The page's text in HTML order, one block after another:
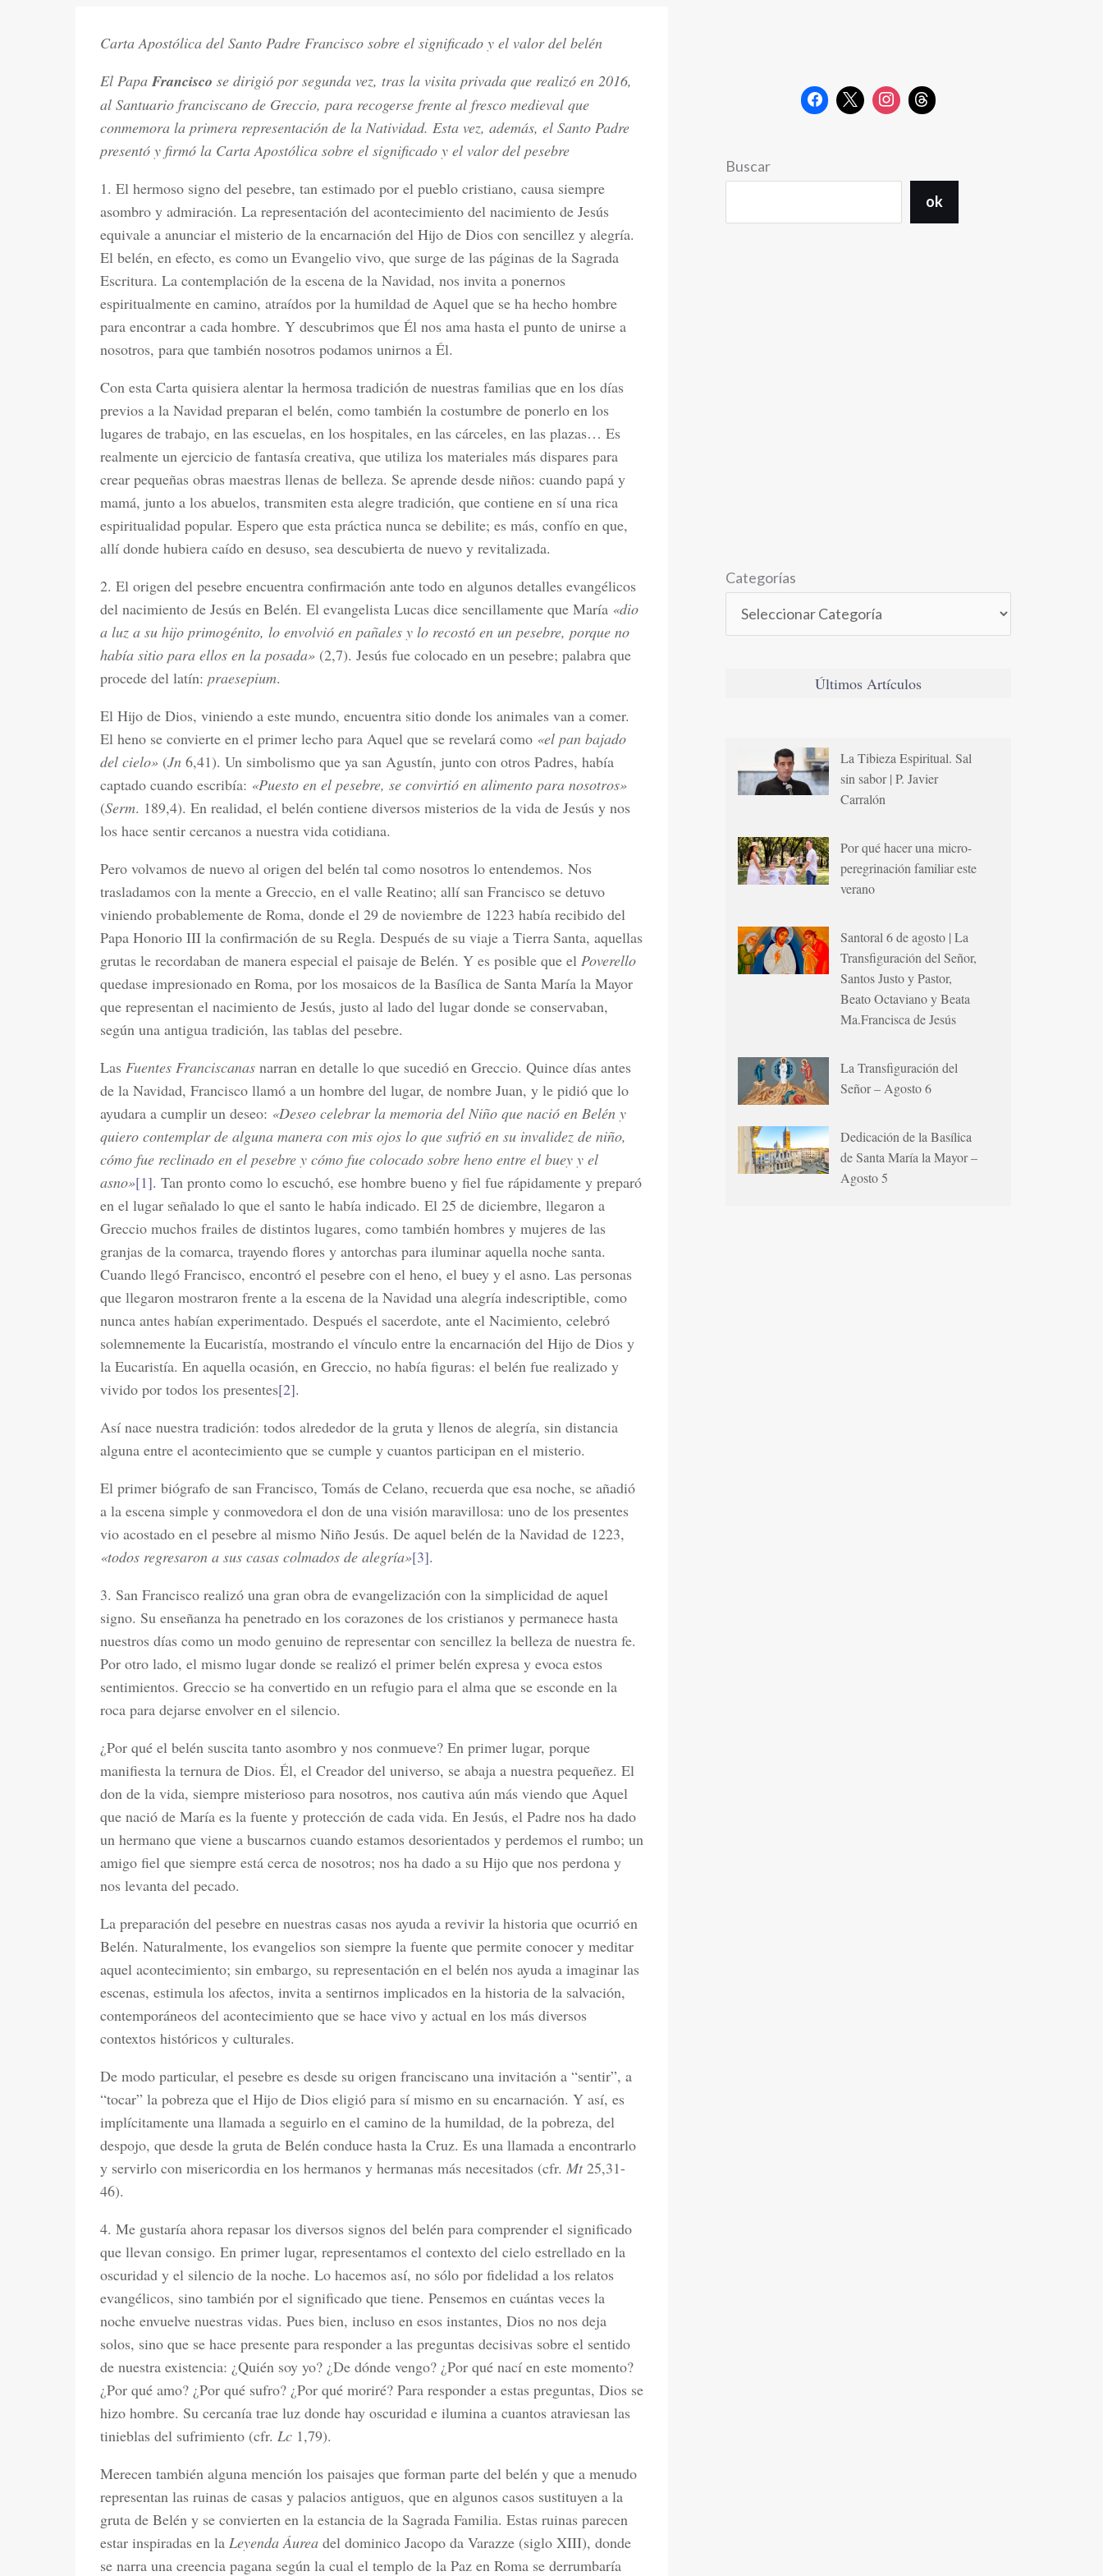
Carta Apostólica del Santo Padre Francisco sobre el significado y el valor del belén
El Papa Francisco se dirigió por segunda vez, tras la visita privada que realizó en 2016,
al Santuario franciscano de Greccio, para recogerse frente al fresco medieval que
conmemora la primera representación de la Natividad. Esta vez, además, el Santo Padre
presentó y firmó la Carta Apostólica sobre el significado y el valor del pesebre
1. El hermoso signo del pesebre, tan estimado por el pueblo cristiano, causa siempre
asombro y admiración. La representación del acontecimiento del nacimiento de Jesús
equivale a anunciar el misterio de la encarnación del Hijo de Dios con sencillez y alegría.
El belén, en efecto, es como un Evangelio vivo, que surge de las páginas de la Sagrada
Escritura. La contemplación de la escena de la Navidad, nos invita a ponernos
espiritualmente en camino, atraídos por la humildad de Aquel que se ha hecho hombre
para encontrar a cada hombre. Y descubrimos que Él nos ama hasta el punto de unirse a
nosotros, para que también nosotros podamos unirnos a Él.
Con esta Carta quisiera alentar la hermosa tradición de nuestras familias que en los días
previos a la Navidad preparan el belén, como también la costumbre de ponerlo en los
lugares de trabajo, en las escuelas, en los hospitales, en las cárceles, en las plazas… Es
realmente un ejercicio de fantasía creativa, que utiliza los materiales más dispares para
crear pequeñas obras maestras llenas de belleza. Se aprende desde niños: cuando papá y
mamá, junto a los abuelos, transmiten esta alegre tradición, que contiene en sí una rica
espiritualidad popular. Espero que esta práctica nunca se debilite; es más, confío en que,
allí donde hubiera caído en desuso, sea descubierta de nuevo y revitalizada.
2. El origen del pesebre encuentra confirmación ante todo en algunos detalles evangélicos
del nacimiento de Jesús en Belén. El evangelista Lucas dice sencillamente que María «dio
a luz a su hijo primogénito, lo envolvió en pañales y lo recostó en un pesebre, porque no
había sitio para ellos en la posada» (2,7). Jesús fue colocado en un pesebre; palabra que
procede del latín: praesepium.
El Hijo de Dios, viniendo a este mundo, encuentra sitio donde los animales van a comer.
El heno se convierte en el primer lecho para Aquel que se revelará como «el pan bajado
del cielo» (Jn 6,41). Un simbolismo que ya san Agustín, junto con otros Padres, había
captado cuando escribía: «Puesto en el pesebre, se convirtió en alimento para nosotros»
(Serm. 189,4). En realidad, el belén contiene diversos misterios de la vida de Jesús y nos
los hace sentir cercanos a nuestra vida cotidiana.
Pero volvamos de nuevo al origen del belén tal como nosotros lo entendemos. Nos
trasladamos con la mente a Greccio, en el valle Reatino; allí san Francisco se detuvo
viniendo probablemente de Roma, donde el 29 de noviembre de 1223 había recibido del
Papa Honorio III la confirmación de su Regla. Después de su viaje a Tierra Santa, aquellas
grutas le recordaban de manera especial el paisaje de Belén. Y es posible que el Poverello
quedase impresionado en Roma, por los mosaicos de la Basílica de Santa María la Mayor
que representan el nacimiento de Jesús, justo al lado del lugar donde se conservaban,
según una antigua tradición, las tablas del pesebre.
Las Fuentes Franciscanas narran en detalle lo que sucedió en Greccio. Quince días antes
de la Navidad, Francisco llamó a un hombre del lugar, de nombre Juan, y le pidió que lo
ayudara a cumplir un deseo: «Deseo celebrar la memoria del Niño que nació en Belén y
quiero contemplar de alguna manera con mis ojos lo que sufrió en su invalidez de niño,
cómo fue reclinado en el pesebre y cómo fue colocado sobre heno entre el buey y el
asno»[1]. Tan pronto como lo escuchó, ese hombre bueno y fiel fue rápidamente y preparó
en el lugar señalado lo que el santo le había indicado. El 25 de diciembre, llegaron a
Greccio muchos frailes de distintos lugares, como también hombres y mujeres de las
granjas de la comarca, trayendo flores y antorchas para iluminar aquella noche santa.
Cuando llegó Francisco, encontró el pesebre con el heno, el buey y el asno. Las personas
que llegaron mostraron frente a la escena de la Navidad una alegría indescriptible, como
nunca antes habían experimentado. Después el sacerdote, ante el Nacimiento, celebró
solemnemente la Eucaristía, mostrando el vínculo entre la encarnación del Hijo de Dios y
la Eucaristía. En aquella ocasión, en Greccio, no había figuras: el belén fue realizado y
vivido por todos los presentes[2].
Así nace nuestra tradición: todos alrededor de la gruta y llenos de alegría, sin distancia
alguna entre el acontecimiento que se cumple y cuantos participan en el misterio.
El primer biógrafo de san Francisco, Tomás de Celano, recuerda que esa noche, se añadió
a la escena simple y conmovedora el don de una visión maravillosa: uno de los presentes
vio acostado en el pesebre al mismo Niño Jesús. De aquel belén de la Navidad de 1223,
«todos regresaron a sus casas colmados de alegría»[3].
3. San Francisco realizó una gran obra de evangelización con la simplicidad de aquel
signo. Su enseñanza ha penetrado en los corazones de los cristianos y permanece hasta
nuestros días como un modo genuino de representar con sencillez la belleza de nuestra fe.
Por otro lado, el mismo lugar donde se realizó el primer belén expresa y evoca estos
sentimientos. Greccio se ha convertido en un refugio para el alma que se esconde en la
roca para dejarse envolver en el silencio.
¿Por qué el belén suscita tanto asombro y nos conmueve? En primer lugar, porque
manifiesta la ternura de Dios. Él, el Creador del universo, se abaja a nuestra pequeñez. El
don de la vida, siempre misterioso para nosotros, nos cautiva aún más viendo que Aquel
que nació de María es la fuente y protección de cada vida. En Jesús, el Padre nos ha dado
un hermano que viene a buscarnos cuando estamos desorientados y perdemos el rumbo; un
amigo fiel que siempre está cerca de nosotros; nos ha dado a su Hijo que nos perdona y
nos levanta del pecado.
La preparación del pesebre en nuestras casas nos ayuda a revivir la historia que ocurrió en
Belén. Naturalmente, los evangelios son siempre la fuente que permite conocer y meditar
aquel acontecimiento; sin embargo, su representación en el belén nos ayuda a imaginar las
escenas, estimula los afectos, invita a sentirnos implicados en la historia de la salvación,
contemporáneos del acontecimiento que se hace vivo y actual en los más diversos
contextos históricos y culturales.
De modo particular, el pesebre es desde su origen franciscano una invitación a “sentir”, a
“tocar” la pobreza que el Hijo de Dios eligió para sí mismo en su encarnación. Y así, es
implícitamente una llamada a seguirlo en el camino de la humildad, de la pobreza, del
despojo, que desde la gruta de Belén conduce hasta la Cruz. Es una llamada a encontrarlo
y servirlo con misericordia en los hermanos y hermanas más necesitados (cfr. Mt25,31-
46).
4. Me gustaría ahora repasar los diversos signos del belén para comprender el significado
que llevan consigo. En primer lugar, representamos el contexto del cielo estrellado en la
oscuridad y el silencio de la noche. Lo hacemos así, no sólo por fidelidad a los relatos
evangélicos, sino también por el significado que tiene. Pensemos en cuántas veces la
noche envuelve nuestras vidas. Pues bien, incluso en esos instantes, Dios no nos deja
solos, sino que se hace presente para responder a las preguntas decisivas sobre el sentido
de nuestra existencia: ¿Quién soy yo? ¿De dónde vengo? ¿Por qué nací en este momento?
¿Por qué amo? ¿Por qué sufro? ¿Por qué moriré? Para responder a estas preguntas, Dios se
hizo hombre. Su cercanía trae luz donde hay oscuridad e ilumina a cuantos atraviesan las
tinieblas del sufrimiento (cfr. Lc 1,79).
Merecen también alguna mención los paisajes que forman parte del belén y que a menudo
representan las ruinas de casas y palacios antiguos, que en algunos casos sustituyen a la
gruta de Belén y se convierten en la estancia de la Sagrada Familia. Estas ruinas parecen
estar inspiradas en la Leyenda Áurea del dominico Jacopo da Varazze (siglo XIII), donde
se narra una creencia pagana según la cual el templo de la Paz en Roma se derrumbaría
Buscar
ok
Categorías
Últimos Artículos
La Tibieza Espiritual. Sal
sin sabor | P. Javier
Carralón
Por qué hacer una micro-
peregrinación familiar este
verano
Santoral 6 de agosto | La
Transfiguración del Señor,
Santos Justo y Pastor,
Beato Octaviano y Beata
Ma.Francisca de Jesús
La Transfiguración del
Señor – Agosto 6
Dedicación de la Basílica
de Santa María la Mayor –
Agosto 5